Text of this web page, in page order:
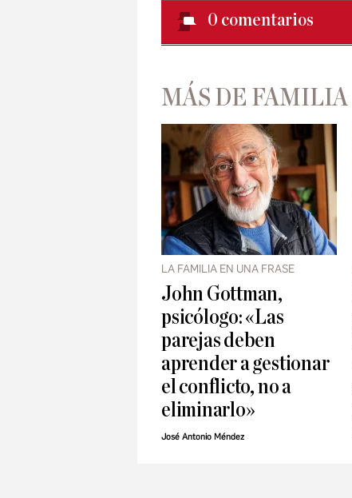
0 comentarios
MÁS DE FAMILIA
LA FAMILIA EN UNA FRASE
John Gottman,
psicólogo: «Las
parejas deben
aprender a gestionar
el conflicto, no a
eliminarlo»
José Antonio Méndez